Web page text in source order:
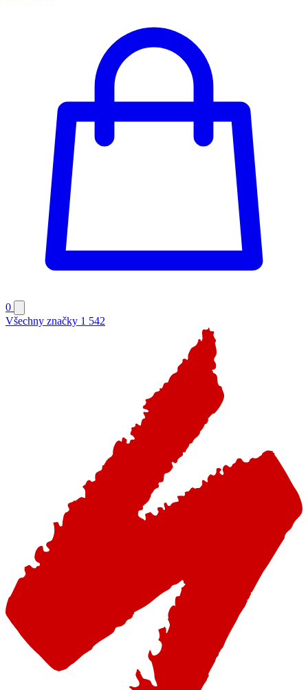
0
Všechny značky 1 542